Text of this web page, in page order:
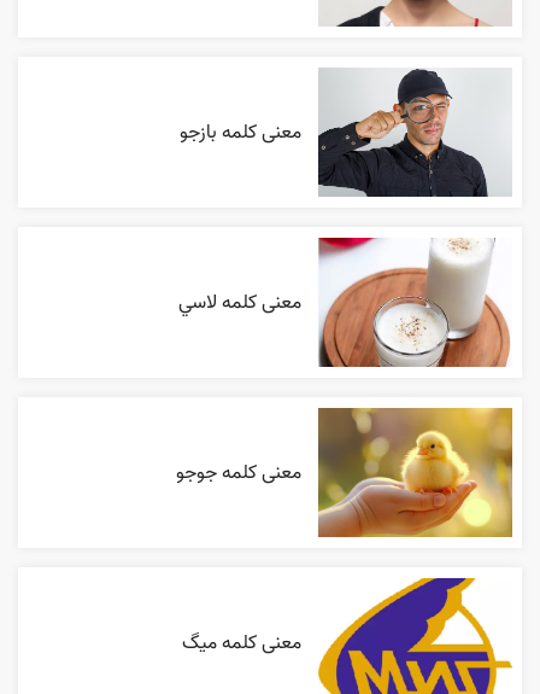
معنی کلمه بازجو
معنی کلمه لاسي
معنی کلمه جوجو
معنی کلمه میگ